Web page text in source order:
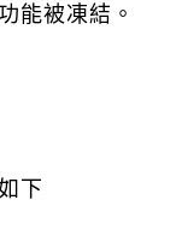
能被凍結。
下